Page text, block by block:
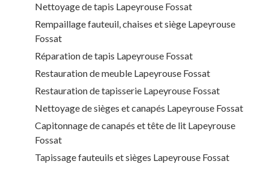
Nettoyage de tapis Lapeyrouse Fossat
Rempaillage fauteuil, chaises et siège Lapeyrouse
Fossat
Réparation de tapis Lapeyrouse Fossat
Restauration de meuble Lapeyrouse Fossat
Restauration de tapisserie Lapeyrouse Fossat
Nettoyage de sièges et canapés Lapeyrouse Fossat
Capitonnage de canapés et tête de lit Lapeyrouse
Fossat
Tapissage fauteuils et sièges Lapeyrouse Fossat